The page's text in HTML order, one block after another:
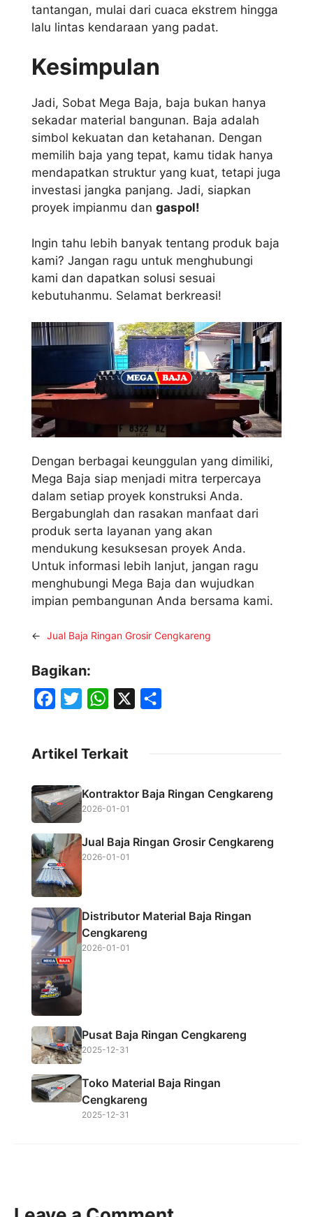
tantangan, mulai dari cuaca ekstrem hingga
lalu lintas kendaraan yang padat.
Kesimpulan
Jadi, Sobat Mega Baja, baja bukan hanya
sekadar material bangunan. Baja adalah
simbol kekuatan dan ketahanan. Dengan
memilih baja yang tepat, kamu tidak hanya
mendapatkan struktur yang kuat, tetapi juga
investasi jangka panjang. Jadi, siapkan
proyek impianmu dan gaspol!
Ingin tahu lebih banyak tentang produk baja
kami? Jangan ragu untuk menghubungi
kami dan dapatkan solusi sesuai
kebutuhanmu. Selamat berkreasi!
Dengan berbagai keunggulan yang dimiliki,
Mega Baja siap menjadi mitra terpercaya
dalam setiap proyek konstruksi Anda.
Bergabunglah dan rasakan manfaat dari
produk serta layanan yang akan
mendukung kesuksesan proyek Anda.
Untuk informasi lebih lanjut, jangan ragu
menghubungi Mega Baja dan wujudkan
impian pembangunan Anda bersama kami.
← Jual Baja Ringan Grosir Cengkareng
Bagikan:
e
b
o
o
t
e
W
t
A
p
Artikel Terkait
Kontraktor Baja Ringan Cengkareng
2026-01-01
Jual Baja Ringan Grosir Cengkareng
2026-01-01
Distributor Material Baja Ringan
Cengkareng
2026-01-01
Pusat Baja Ringan Cengkareng
2025-12-31
Toko Material Baja Ringan
Cengkareng
2025-12-31